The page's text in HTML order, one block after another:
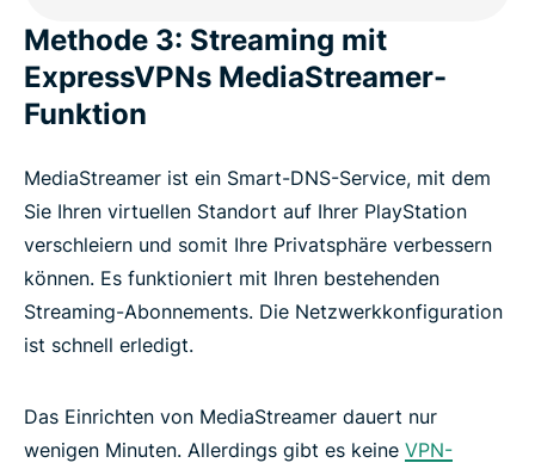
Methode 3: Streaming mit
ExpressVPNs MediaStreamer-
Funktion
MediaStreamer ist ein Smart-DNS-Service, mit dem
Sie Ihren virtuellen Standort auf Ihrer PlayStation
verschleiern und somit Ihre Privatsphäre verbessern
können. Es funktioniert mit Ihren bestehenden
Streaming-Abonnements. Die Netzwerkkonfiguration
ist schnell erledigt.
Das Einrichten von MediaStreamer dauert nur
wenigen Minuten. Allerdings gibt es keine VPN-